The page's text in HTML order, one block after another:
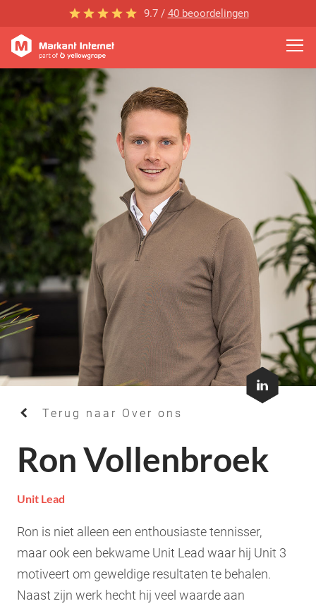
9.7 / 40 beoordelingen
Terug naar Over ons
Ron Vollenbroek
Unit Lead
Ron is niet alleen een enthousiaste tennisser,
maar ook een bekwame Unit Lead waar hij Unit 3
motiveert om geweldige resultaten te behalen.
Naast zijn werk hecht hij veel waarde aan